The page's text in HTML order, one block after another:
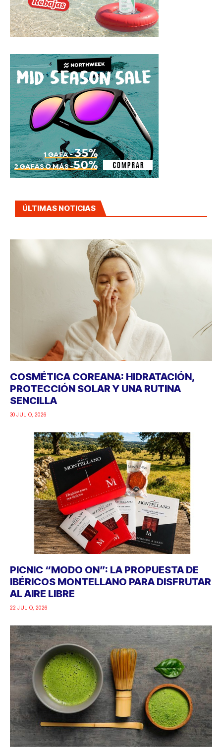
ÚLTIMAS NOTICIAS
COSMÉTICA COREANA: HIDRATACIÓN,
PROTECCIÓN SOLAR Y UNA RUTINA
SENCILLA
30 JULIO, 2026
PICNIC “MODO ON”: LA PROPUESTA DE
IBÉRICOS MONTELLANO PARA DISFRUTAR
AL AIRE LIBRE
22 JULIO, 2026